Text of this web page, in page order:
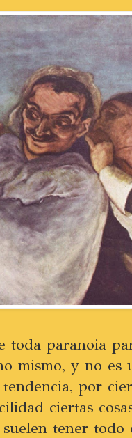
toda paranoia
mismo, y no es
por
ciertas
tener